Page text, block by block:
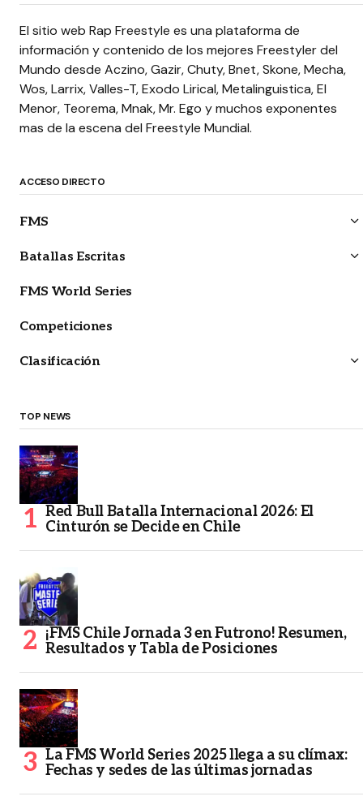
El sitio web Rap Freestyle es una plataforma de
información y contenido de los mejores Freestyler del
Mundo desde Aczino, Gazir, Chuty, Bnet, Skone, Mecha,
Wos, Larrix, Valles-T, Exodo Lirical, Metalinguistica, El
Menor, Teorema, Mnak, Mr. Ego y muchos exponentes
mas de la escena del Freestyle Mundial.
ACCESO DIRECTO
FMS
Batallas Escritas
FMS World Series
Competiciones
Clasificación
TOP NEWS
Red Bull Batalla Internacional 2026: El
Cinturón se Decide en Chile
¡FMS Chile Jornada 3 en Futrono! Resumen,
Resultados y Tabla de Posiciones
La FMS World Series 2025 llega a su clímax:
Fechas y sedes de las últimas jornadas